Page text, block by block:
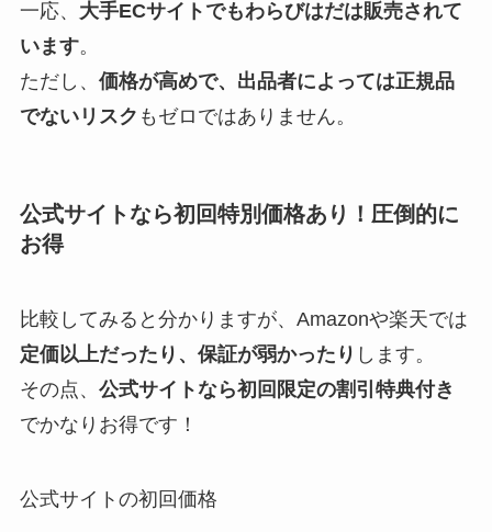
一応、 大手ECサイトでもわらびはだは販売されて
います。
ただし、 価格が高めで、出品者によっては正規品
でないリスク もゼロではありません。
公式サイトなら初回特別価格あり！圧倒的に
お得
比較してみると分かりますが、Amazonや楽天では
定価以上だったり、保証が弱かったり します。
その点、 公式サイトなら初回限定の割引特典付き
でかなりお得です！
公式サイトの初回価格